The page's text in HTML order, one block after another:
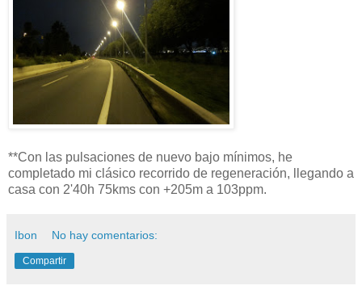
**Con las pulsaciones de nuevo bajo mínimos, he
completado mi clásico recorrido de regeneración, llegando a
casa con 2'40h 75kms con +205m a 103ppm.
Ibon No hay comentarios:
Compartir